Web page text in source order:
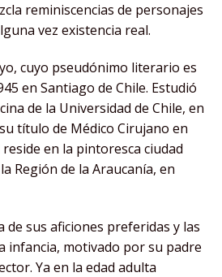
reminiscencias de personajes
vez existencia real.
cuyo pseudónimo literario es
en Santiago de Chile. Estudió
de la Universidad de Chile, en
título de Médico Cirujano en
reside en la pintoresca ciudad
Región de la Araucanía, en
de sus aficiones preferidas y las
infancia, motivado por su padre
Ya en la edad adulta